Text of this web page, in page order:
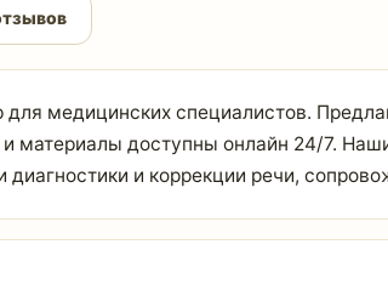
медицинских специалистов.
материалы доступны онлайн 24/7.
и коррекции речи,